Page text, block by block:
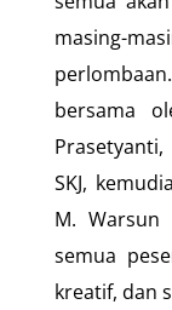
masing-
bersama
SKJ,
M. Warsun
semua
kreatif, dan